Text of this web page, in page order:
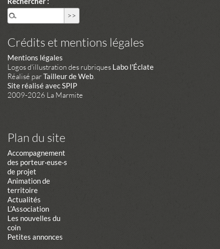
Crédits et mentions légales
Mentions légales
Logos d'illustration des rubriques Labo l'Éclate
Réalisé parTailleur de Web.
Site réalisé avec SPIP
2009-2026 La Marmite
Plan du site
Accompagnement
des porteur·euse·s
de projet
Animation de
territoire
Actualités
L’Association
Les nouvelles du
coin
Petites annonces